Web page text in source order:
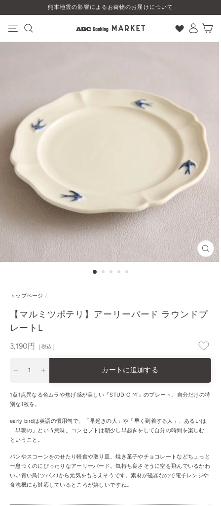
ン
ツ
熊本地震の影響によるお荷物のお届けについて
閉
じ
トップページ /
【マルミツポテリ】アーリーバード ラウンドプ
レートL
通
格
3,190円 ［税込］
カートに追加する
1点1点異なる色ムラや焦げ感が美しい『STUDIO M´』のプレート。自分だけの特
別な1枚を。
early birdは英語の慣用句で、「早起きの人」や「早く到着する人」、あるいは
「早朝の」という意味。コンセプトは朝少し早起きをして自分の時間を楽しむ、
ということ。
パンやスコーンをのせたり軽食や取り皿、焼き菓子やチョコレートなどちょっと
一息つくのにぴったりなアーリーバード。気持ち良さそうに空を飛んでいるかわ
いい青い鳥(ツバメ)から元気をもらえそうです。素材が磁器なので電子レンジや
食洗機にも対応しているところが嬉しいですね。